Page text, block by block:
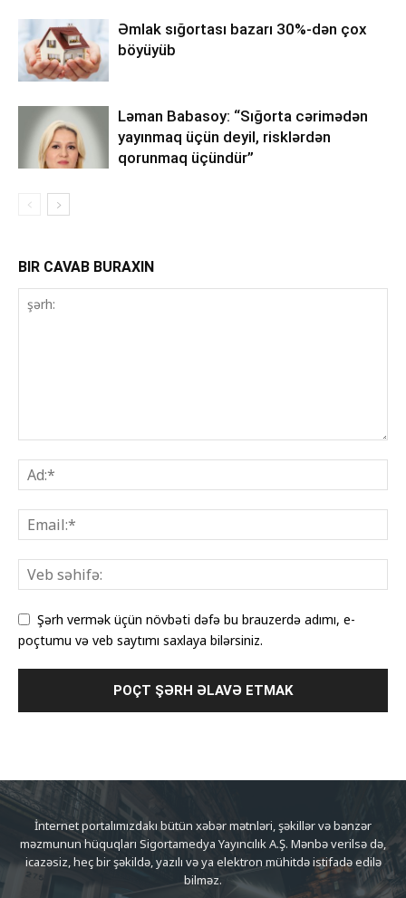
Əmlak sığortası bazarı 30%-dən çox
böyüyüb
Ləman Babasoy: “Sığorta cərimədən
yayınmaq üçün deyil, risklərdən
qorunmaq üçündür”
BIR CAVAB BURAXIN
Şərh vermək üçün növbəti dəfə bu brauzerdə adımı, e-
poçtumu və veb saytımı saxlaya bilərsiniz.
İnternet portalımızdakı bütün xəbər mətnləri, şəkillər və bənzər
məzmunun hüquqları Sigortamedya Yayıncılık A.Ş. Mənbə verilsə də,
icazəsiz, heç bir şəkildə, yazılı və ya elektron mühitdə istifadə edilə
bilməz.